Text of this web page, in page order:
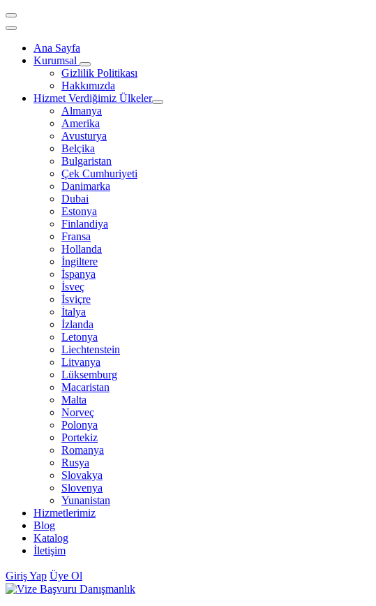
Ana Sayfa
Kurumsal
Gizlilik Politikası
Hakkımızda
Hizmet Verdiğimiz Ülkeler
Almanya
Amerika
Avusturya
Belçika
Bulgaristan
Çek Cumhuriyeti
Danimarka
Dubai
Estonya
Finlandiya
Fransa
Hollanda
İngiltere
İspanya
İsveç
İsviçre
İtalya
İzlanda
Letonya
Liechtenstein
Litvanya
Lüksemburg
Macaristan
Malta
Norveç
Polonya
Portekiz
Romanya
Rusya
Slovakya
Slovenya
Yunanistan
Hizmetlerimiz
Blog
Katalog
İletişim
Giriş Yap Üye Ol